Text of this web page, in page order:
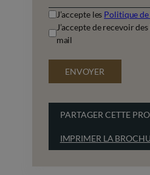
J’accepte les Politique
J’accepte de recevoir
mail
ENVOYER
PARTAGER CETTE
IMPRIMER LA